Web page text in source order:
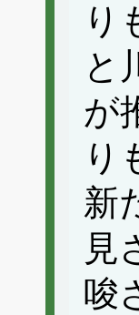
り
と
が
り
新
見
唆